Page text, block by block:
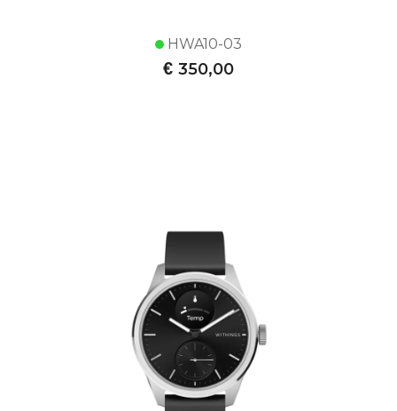
HWA10-03
€ 350,00